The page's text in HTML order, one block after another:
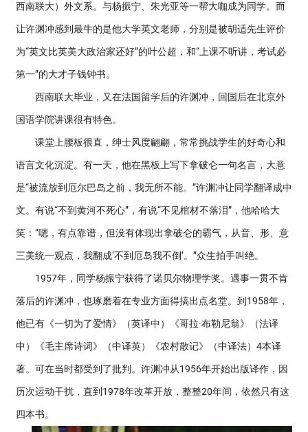
西南联大）外文系。与杨振宁、朱光亚等一帮大咖成为同学。而
让许渊冲感到最牛的是他大学英文老师，分别是被胡适先生评价
为“英文比英美大政治家还好”的叶公超，和“上课不听讲，考试必
第一”的大才子钱钟书。
西南联大毕业，又在法国留学后的许渊冲，回国后在北京外
国语学院讲课很有特色。
课堂上腰板很直，绅士风度翩翩，常常挑战学生的好奇心和
语言文化沉淀。有一天，他在黑板上写下拿破仑一句名言，大意
是“被流放到厄尔巴岛之前，我无所不能。”许渊冲让同学翻译成中
文。有说“不到黄河不死心”，有说“不见棺材不落泪”，他哈哈大
笑：“嗯，有点靠谱，但没有体现出拿破仑的霸气，从音、形、意
三美统一观点，我翻成‘不到厄岛我不倒’。”众生拍手叫绝。
1957年，同学杨振宁获得了诺贝尔物理学奖。遇事一贯不肯
落后的许渊冲，也琢磨着在专业方面得搞出点名堂。到1958年，
他已有《一切为了爱情》（英译中）《哥拉·布勒尼翁》（法译
中）《毛主席诗词》（中译英）《农村散记》（中译法）4本译
著。可在当时都受到了批判。许渊冲从1956年开始出版译作，因
历次运动干扰，直到1978年改革开放，整整20年间，依然只有这
四本书。